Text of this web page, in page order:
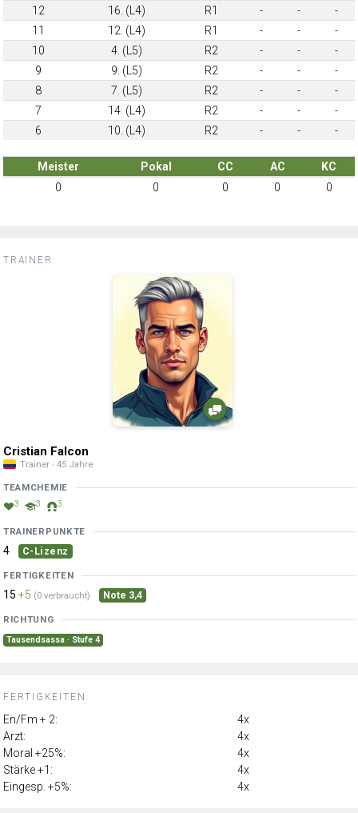
12
16. (L4) R1 - -
-
11
12. (L4) R1 - -
-
10
4. (L5) R2 - -
-
9
9. (L5) R2 - -
-
8
7. (L5) R2 - -
-
7
14. (L4) R2 - -
-
6
10. (L4) R2 - - -
Meister Pokal CC AC
KC
0
0 0 0 0
TRAINER:
Cristian Falcon
Trainer · 45 Jahre
TEAMCHEMIE
3 3 3
TRAINERPUNKTE
4 C-Lizenz
FERTIGKEITEN
15 +5 (0 verbraucht) Note 3,4
RICHTUNG
Tausendsassa · Stufe 4
FERTIGKEITEN:
En/Fm + 2:
4x
Arzt:
4x
Moral +25%:
4x
Stärke +1:
4x
Eingesp. +5%:
4x